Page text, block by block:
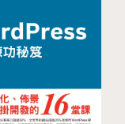
出可長可久的遊
用者回饋帶來的
計模式」但不會
戲設計工具為U